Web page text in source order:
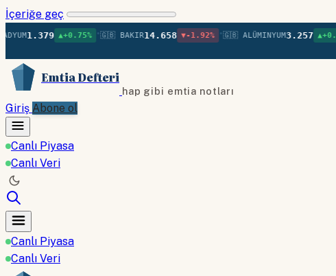
İçeriğe geç
1.379 ▲+0.75% •🇬🇧 BAKIR14.658 ▼-1.92% •🇬🇧 ALÜMINYUM3.257 ▲+0.09%
Emtia Defteri
hap gibi emtia notları
Giriş Abone ol
Canlı Piyasa
Canlı Veri
Canlı Piyasa
Canlı Veri